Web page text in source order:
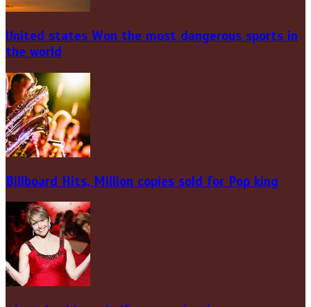
United states Won the most dangerous sports in
the world
Billboard Hits, Million copies sold for Pop king